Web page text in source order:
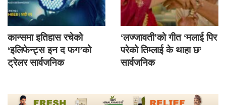
कान्समा इतिहास रचेको
‘इलिफेन्ट्स इन द फग’को
ट्रेलर सार्वजनिक
‘लज्जावती’को गीत ‘मलाई पिर
परेको तिम्लाई के थाहा छ’
सार्वजनिक